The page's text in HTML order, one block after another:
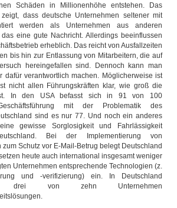
Schäden in Millionenhöhe entstehen. Das
dass deutsche Unternehmen seltener mit
werden als Unternehmen aus anderen
eine gute Nachricht. Allerdings beeinflussen
erheblich. Das reicht von Ausfallzeiten
bis hin zur Entlassung von Mitarbeitern, die auf
hereingefallen sind. Dennoch kann man
dafür verantwortlich machen. Möglicherweise ist
nicht allen Führungskräften klar, wie groß die
In den USA befasst sich in 91 von 100
mit der Problematik des
sind es nur 77. Und noch ein anderes
gewisse Sorglosigkeit und Fahrlässigkeit
Bei der Implementierung von
Schutz vor E-Mail-Betrug belegt Deutschland
heute auch international insgesamt weniger
Unternehmen entsprechende Technologien (z.
und -verifizierung) ein. In Deutschland
drei von zehn Unternehmen